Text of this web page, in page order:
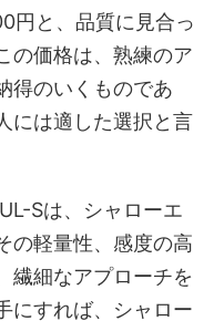
円と、品質に見合っ
の価格は、熟練のア
得のいくものであ
には適した選択と言
Sは、シャローエ
の軽量性、感度の高
繊細なアプローチを
にすれば、シャロー